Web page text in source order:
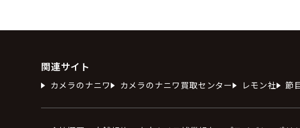
関連サイト
カメラのナニワ カメラのナニワ買取センター レモン社 節